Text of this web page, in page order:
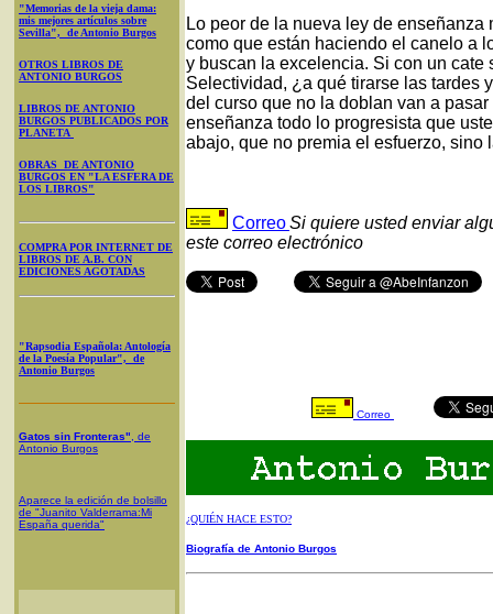
"Memorias de la vieja dama:
mis mejores artículos sobre
Sevilla", de Antonio Burgos
OTROS LIBROS DE
ANTONIO BURGOS
LIBROS DE ANTONIO
BURGOS PUBLICADOS POR
PLANETA
OBRAS DE ANTONIO
BURGOS EN "LA ESFERA DE
LOS LIBROS"
COMPRA POR INTERNET DE
LIBROS DE A.B. CON
EDICIONES AGOTADAS
"Rapsodia Española: Antología
de la Poesía Popular", de
Antonio Burgos
Gatos sin Fronteras" , de
Antonio Burgos
Aparece la edición de bolsillo
de "Juanito Valderrama:Mi
España querida"
Lo peor de la nueva ley de
como que están haciendo el canelo a
y buscan la excelencia. Si con un
Selectividad, ¿a qué tirarse las tardes
del curso que no la doblan van a
enseñanza todo lo progresista que
abajo, que no premia el esfuerzo, sino
CorreoSi quiere usted enviar
este correo electrónico
Correo
¿QUIÉN HACE ESTO?
Biografía de Antonio Burgos